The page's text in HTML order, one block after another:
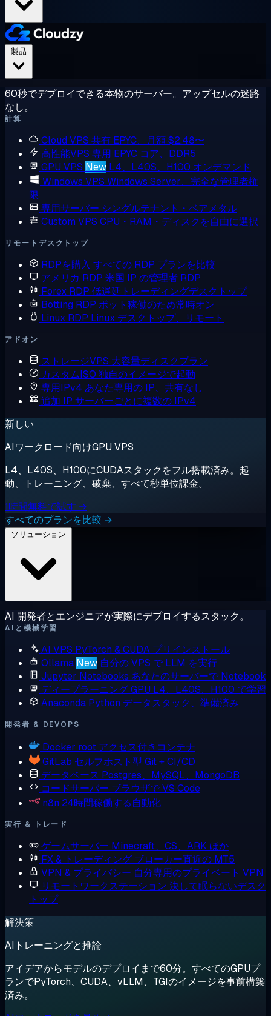
60秒でデプロイできる本物のサーバー。アップセルの迷路
なし。
計算
Cloud VPS 共有 EPYC、月額 $2.48〜
高性能VPS 専用 EPYC コア、DDR5
GPU VPS New L4、L40S、H100 オンデマンド
Windows VPS Windows Server、完全な管理者権
限
専用サーバー シングルテナント・ベアメタル
Custom VPS CPU・RAM・ディスクを自由に選択
リモートデスクトップ
RDPを購入 すべての RDP プランを比較
アメリカ RDP 米国 IP の管理者 RDP
Forex RDP 低遅延トレーディングデスクトップ
Botting RDP ボット稼働のため常時オン
Linux RDP Linux デスクトップ、リモート
アドオン
ストレージVPS 大容量ディスクプラン
カスタムISO 独自のイメージで起動
専用IPv4 あなた専用の IP、共有なし
追加 IP サーバーごとに複数の IPv4
新しい
AIワークロード向けGPU VPS
L4、L40S、H100にCUDAスタックをフル搭載済み。起
動、トレーニング、破棄、すべて秒単位課金。
1時間無料で試す →
すべてのプランを比較 →
AI 開発者とエンジニアが実際にデプロイするスタック。
AIと機械学習
AI VPS PyTorch & CUDA プリインストール
Ollama New 自分の VPS で LLM を実行
Jupyter Notebooks あなたのサーバーで Notebook
ディープラーニング GPU L4、L40S、H100 で学習
Anaconda Python データスタック、準備済み
開発者 & DEVOPS
Docker root アクセス付きコンテナ
GitLab セルフホスト型 Git + CI/CD
データベース Postgres、MySQL、MongoDB
コードサーバー ブラウザで VS Code
n8n 24時間稼働する自動化
実行 & トレード
ゲームサーバー Minecraft、CS、ARK ほか
FX & トレーディング ブローカー直近の MT5
VPN & プライバシー 自分専用のプライベート VPN
リモートワークステーション 決して眠らないデスク
トップ
解決策
AIトレーニングと推論
アイデアからモデルのデプロイまで60分。すべてのGPUプ
ランでPyTorch、CUDA、vLLM、TGIのイメージを事前構築
済み。